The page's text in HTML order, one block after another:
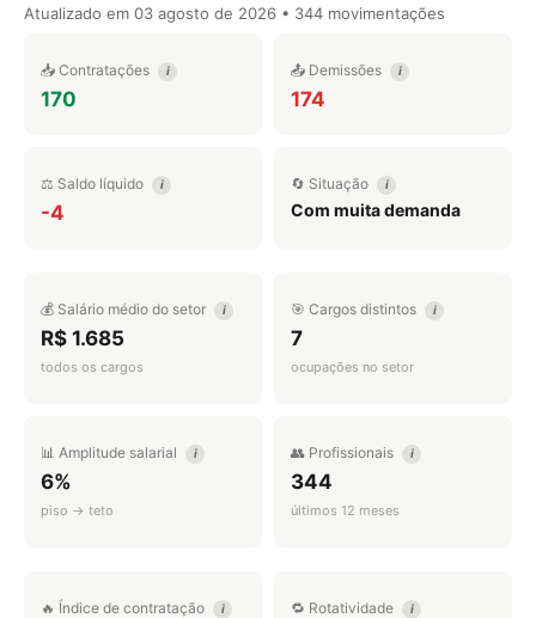
Atualizado em 03 agosto de 2026 • 344 movimentações
📥 Contratações i
170
📤 Demissões i
174
⚖️ Saldo líquido i
-4
🔄 Situação i
Com muita demanda
💰 Salário médio do setor i
R$ 1.685
todos os cargos
🎯 Cargos distintos i
7
ocupações no setor
📊 Amplitude salarial i
6%
piso → teto
👥 Profissionais i
344
últimos 12 meses
🔥 Índice de contratação i 🔁 Rotatividade i